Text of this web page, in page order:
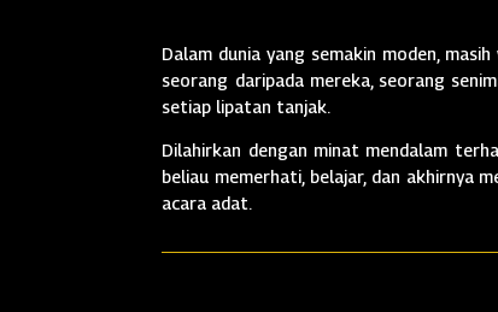
Dalam dunia yang semakin moden,
seorang daripada mereka, seorang
setiap lipatan tanjak.
Dilahirkan dengan minat mendalam
beliau memerhati, belajar, dan akhirnya
acara adat.